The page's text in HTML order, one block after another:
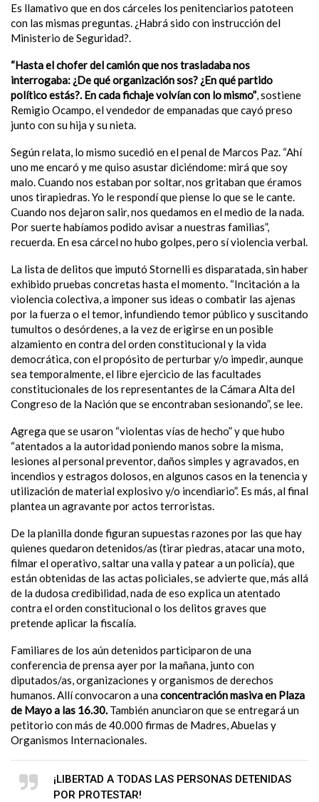
Es llamativo que en dos cárceles los penitenciarios patoteen
con las mismas preguntas. ¿Habrá sido con instrucción del
Ministerio de Seguridad?.
“Hasta el chofer del camión que nos trasladaba nos
interrogaba: ¿De qué organización sos? ¿En qué partido
político estás?. En cada fichaje volvían con lo mismo”, sostiene
Remigio Ocampo, el vendedor de empanadas que cayó preso
junto con su hija y su nieta.
Según relata, lo mismo sucedió en el penal de Marcos Paz. “Ahí
uno me encaró y me quiso asustar diciéndome: mirá que soy
malo. Cuando nos estaban por soltar, nos gritaban que éramos
unos tirapiedras. Yo le respondí que piense lo que se le cante.
Cuando nos dejaron salir, nos quedamos en el medio de la nada.
Por suerte habíamos podido avisar a nuestras familias”,
recuerda. En esa cárcel no hubo golpes, pero sí violencia verbal.
La lista de delitos que imputó Stornelli es disparatada, sin haber
exhibido pruebas concretas hasta el momento. “Incitación a la
violencia colectiva, a imponer sus ideas o combatir las ajenas
por la fuerza o el temor, infundiendo temor público y suscitando
tumultos o desórdenes, a la vez de erigirse en un posible
alzamiento en contra del orden constitucional y la vida
democrática, con el propósito de perturbar y/o impedir, aunque
sea temporalmente, el libre ejercicio de las facultades
constitucionales de los representantes de la Cámara Alta del
Congreso de la Nación que se encontraban sesionando”, se lee.
Agrega que se usaron “violentas vías de hecho” y que hubo
“atentados a la autoridad poniendo manos sobre la misma,
lesiones al personal preventor, daños simples y agravados, en
incendios y estragos dolosos, en algunos casos en la tenencia y
utilización de material explosivo y/o incendiario”. Es más, al final
plantea un agravante por actos terroristas.
De la planilla donde figuran supuestas razones por las que hay
quienes quedaron detenidos/as (tirar piedras, atacar una moto,
filmar el operativo, saltar una valla y patear a un policía), que
están obtenidas de las actas policiales, se advierte que, más allá
de la dudosa credibilidad, nada de eso explica un atentado
contra el orden constitucional o los delitos graves que
pretende aplicar la fiscalía.
Familiares de los aún detenidos participaron deuna
conferencia de prensa ayer por la mañana, junto con
diputados/as, organizaciones y organismos de derechos
humanos. Allí convocaron a unaconcentración masiva en Plaza
de Mayo a las 16.30.También anunciaron que se entregará un
petitorio con más de 40.000 firmas de Madres, Abuelas y
Organismos Internacionales.
¡LIBERTAD A TODAS LAS PERSONAS DETENIDAS
POR PROTESTAR!